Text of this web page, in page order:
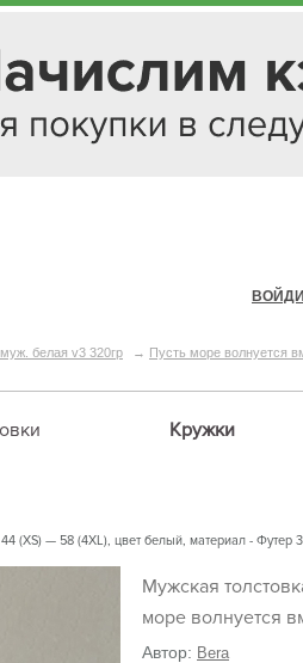
ВОЙДИ
белая v3 320гр → Пусть море волнуется
Кружки
(XS) — 58 (4XL), цвет белый, материал - Футер
Мужская толстовка с принтом Пусть
море волнуется
Автор: Bera